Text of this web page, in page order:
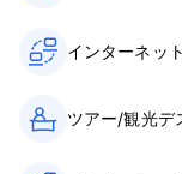
キャンセルポリシー
場合、またはノーシ
チェックインは
インターネッ
ツアー/観光デ